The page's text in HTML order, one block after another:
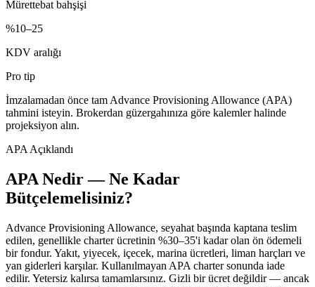
Mürettebat bahşişi
%10–25
KDV aralığı
Pro tip
İmzalamadan önce tam Advance Provisioning Allowance (APA)
tahmini isteyin. Brokerdan güzergahınıza göre kalemler halinde
projeksiyon alın.
APA Açıklandı
APA Nedir — Ne Kadar
Bütçelemelisiniz?
Advance Provisioning Allowance, seyahat başında kaptana teslim
edilen, genellikle charter ücretinin %30–35'i kadar olan ön ödemeli
bir fondur. Yakıt, yiyecek, içecek, marina ücretleri, liman harçları ve
yan giderleri karşılar. Kullanılmayan APA charter sonunda iade
edilir. Yetersiz kalırsa tamamlarsınız. Gizli bir ücret değildir — ancak